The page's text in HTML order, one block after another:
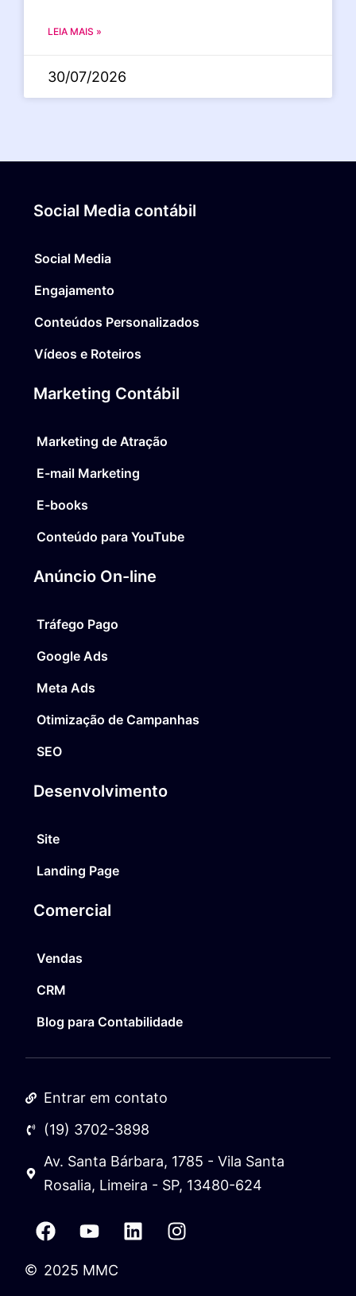
LEIA MAIS »
30/07/2026
Social Media contábil
Social Media
Engajamento
Conteúdos Personalizados
Vídeos e Roteiros
Marketing Contábil
Marketing de Atração
E-mail Marketing
E-books
Conteúdo para YouTube
Anúncio On-line
Tráfego Pago
Google Ads
Meta Ads
Otimização de Campanhas
SEO
Desenvolvimento
Site
Landing Page
Comercial
Vendas
CRM
Blog para Contabilidade
Entrar em contato
(19) 3702-3898
Av. Santa Bárbara, 1785 - Vila Santa
Rosalia, Limeira - SP, 13480-624
2025 MMC